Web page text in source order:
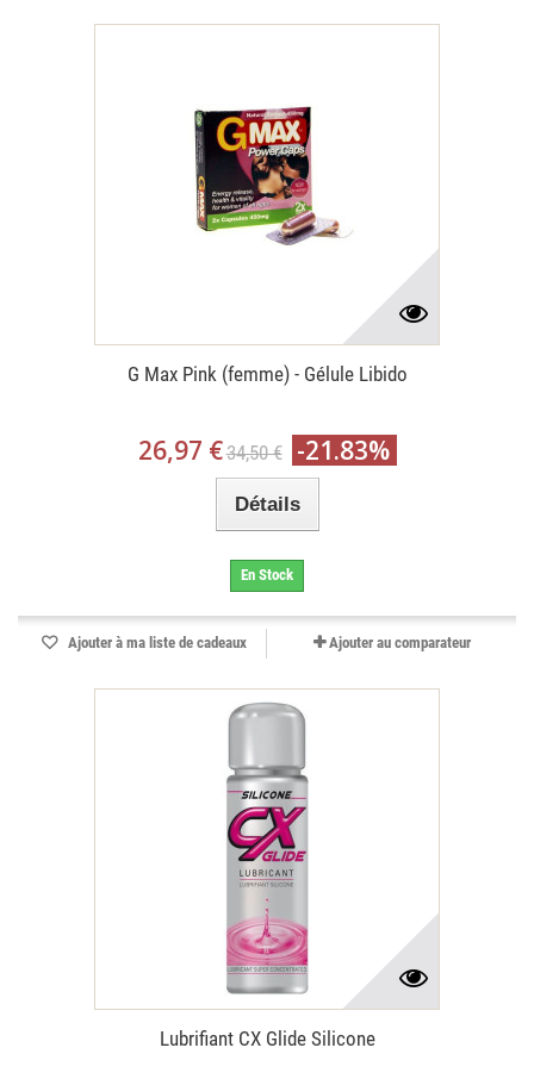
G Max Pink (femme) - Gélule Libido
26,97 €34,50 € -21.83%
Détails
En Stock
Ajouter à ma liste de cadeaux Ajouter au comparateur
Lubrifiant CX Glide Silicone